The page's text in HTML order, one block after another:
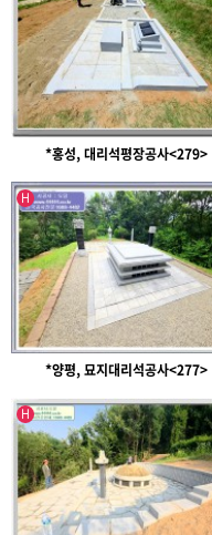
*홍성, 대리석평장공사<279>
H
인기글
*양평, 묘지대리석공사<277>
H
인기글